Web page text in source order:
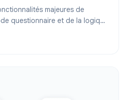
majeures de
questionnaire et de la logique
temps. Le guide complet des
Forms : Guide complet de ce